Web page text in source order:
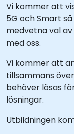
Vi kommer att
5G och Smart
medvetna val
med oss.
Vi kommer att
tillsammans
behöver lösas
lösningar.
Utbildningen